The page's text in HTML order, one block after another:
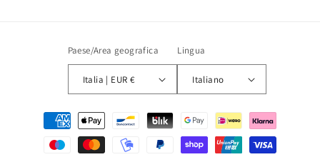
Paese/Area geografica
Italia | EUR €
Lingua
Italiano
Metodi
pagamento